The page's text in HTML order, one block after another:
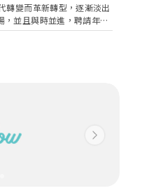
轉變而革新轉型，逐漸淡出
並且與時並進，聘請年輕
戶，為品牌注入新動力，延
Next